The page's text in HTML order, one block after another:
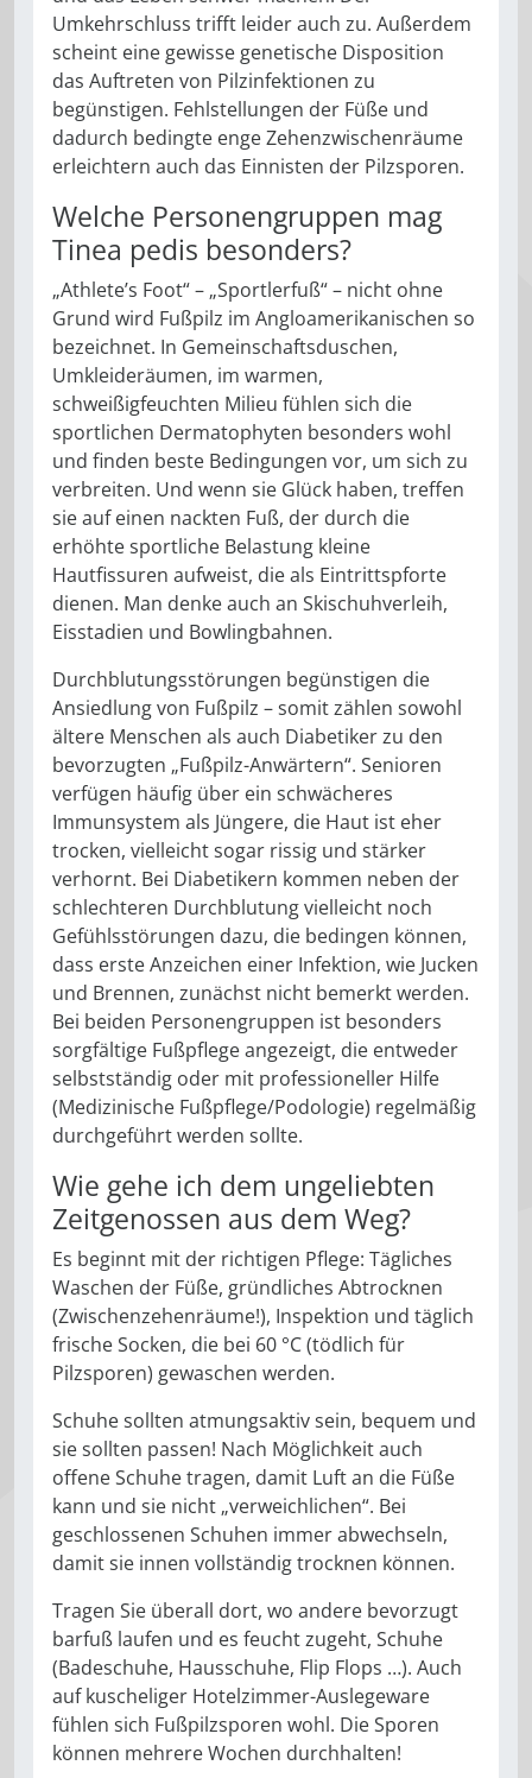
Umkehrschluss trifft leider auch zu. Außerdem
scheint eine gewisse genetische Disposition
das Auftreten von Pilzinfektionen zu
begünstigen. Fehlstellungen der Füße und
dadurch bedingte enge Zehenzwischenräume
erleichtern auch das Einnisten der Pilzsporen.
Welche Personengruppen mag
Tinea pedis besonders?
„Athlete’s Foot“ – „Sportlerfuß“ – nicht ohne
Grund wird Fußpilz im Angloamerikanischen so
bezeichnet. In Gemeinschaftsduschen,
Umkleideräumen, im warmen,
schweißigfeuchten Milieu fühlen sich die
sportlichen Dermatophyten besonders wohl
und finden beste Bedingungen vor, um sich zu
verbreiten. Und wenn sie Glück haben, treffen
sie auf einen nackten Fuß, der durch die
erhöhte sportliche Belastung kleine
Hautfissuren aufweist, die als Eintrittspforte
dienen. Man denke auch an Skischuhverleih,
Eisstadien und Bowlingbahnen.
Durchblutungsstörungen begünstigen die
Ansiedlung von Fußpilz – somit zählen sowohl
ältere Menschen als auch Diabetiker zu den
bevorzugten „Fußpilz-Anwärtern“. Senioren
verfügen häufig über ein schwächeres
Immunsystem als Jüngere, die Haut ist eher
trocken, vielleicht sogar rissig und stärker
verhornt. Bei Diabetikern kommen neben der
schlechteren Durchblutung vielleicht noch
Gefühlsstörungen dazu, die bedingen können,
dass erste Anzeichen einer Infektion, wie Jucken
und Brennen, zunächst nicht bemerkt werden.
Bei beiden Personengruppen ist besonders
sorgfältige Fußpflege angezeigt, die entweder
selbstständig oder mit professioneller Hilfe
(Medizinische Fußpflege/Podologie) regelmäßig
durchgeführt werden sollte.
Wie gehe ich dem ungeliebten
Zeitgenossen aus dem Weg?
Es beginnt mit der richtigen Pflege: Tägliches
Waschen der Füße, gründliches Abtrocknen
(Zwischenzehenräume!), Inspektion und täglich
frische Socken, die bei 60 °C (tödlich für
Pilzsporen) gewaschen werden.
Schuhe sollten atmungsaktiv sein, bequem und
sie sollten passen! Nach Möglichkeit auch
offene Schuhe tragen, damit Luft an die Füße
kann und sie nicht „verweichlichen“. Bei
geschlossenen Schuhen immer abwechseln,
damit sie innen vollständig trocknen können.
Tragen Sie überall dort, wo andere bevorzugt
barfuß laufen und es feucht zugeht, Schuhe
(Badeschuhe, Hausschuhe, Flip Flops …). Auch
auf kuscheliger Hotelzimmer-Auslegeware
fühlen sich Fußpilzsporen wohl. Die Sporen
können mehrere Wochen durchhalten!